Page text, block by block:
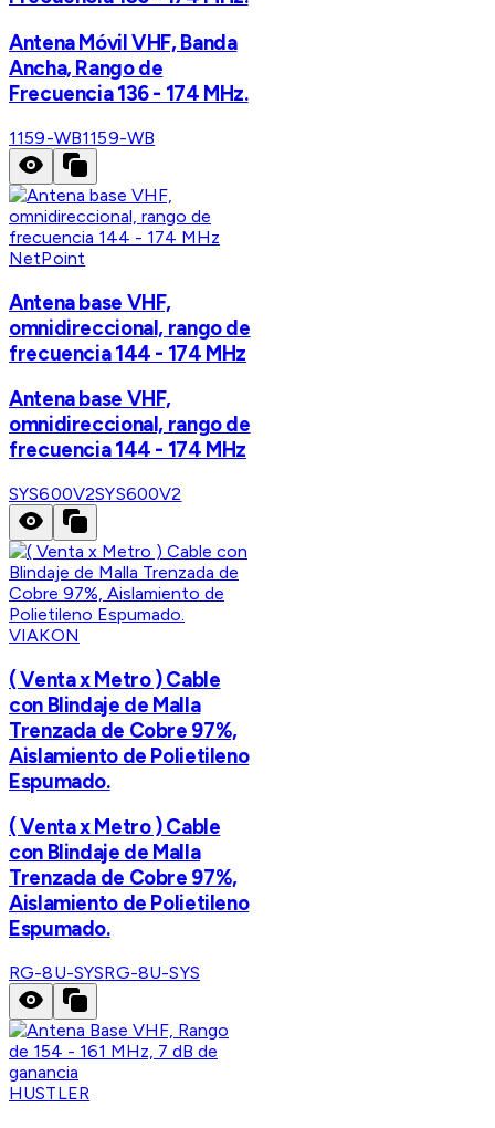
Antena Móvil VHF, Banda
Ancha, Rango de
Frecuencia 136 - 174 MHz.
1159-WB1159-WB
NetPoint
Antena base VHF,
omnidireccional, rango de
frecuencia 144 - 174 MHz
Antena base VHF,
omnidireccional, rango de
frecuencia 144 - 174 MHz
SYS600V2SYS600V2
VIAKON
( Venta x Metro ) Cable
con Blindaje de Malla
Trenzada de Cobre 97%,
Aislamiento de Polietileno
Espumado.
( Venta x Metro ) Cable
con Blindaje de Malla
Trenzada de Cobre 97%,
Aislamiento de Polietileno
Espumado.
RG-8U-SYSRG-8U-SYS
HUSTLER